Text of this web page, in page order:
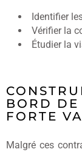
Identifier
Vérifier la
Étudier la
BORD
FORTE
Malgré ces